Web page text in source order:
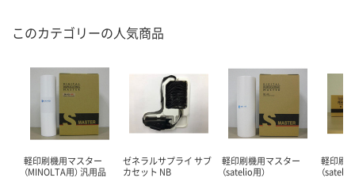
このカテゴリーの人気商品
軽印刷機用マスター
（MINOLTA用） 汎用品
ゼネラルサプライ サブ
カセット NB
軽印刷機用マスター
（satelio用）
軽印刷
（satelio